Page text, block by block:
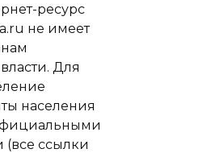
ресурс
не имеет
Для
населения
(все ссылки